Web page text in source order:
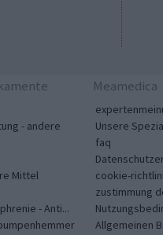
- andere
Mittel
- Anti...
Meamedica
Unsere
faq
cookie-
zustimmung
Allgemeinen